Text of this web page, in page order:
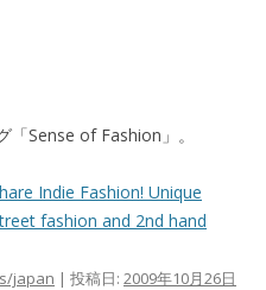
「Sense of Fashion」。
Indie Fashion! Unique
fashion and 2nd hand
japan | 投稿日: 2009年10月26日